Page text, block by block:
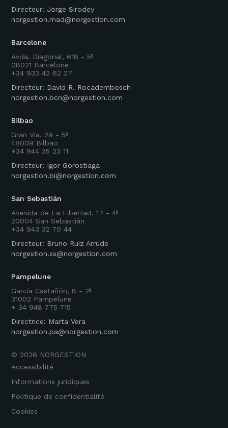
Directeur: Jorge Sirodey
norgestion.mad@norgestion.com
Barcelone
Avda. Diagonal, 618 - 5º
08021 Barcelone
+34 933 42 62 27
Directeur: David R. Rocadembosch
norgestion.bcn@norgestion.com
Bilbao
Gran Vía, 29 - 5º
48009 Bilbao
+34 944 35 23 11
Directeur: Igor Gorostiaga
norgestion.bi@norgestion.com
San Sebastián
Avenida de La Libertad, 17 - 4º
20004 San Sebastián
+34 943 32 70 44
Directeur: Bruno Ruiz Arrúde
norgestion.ss@norgestion.com
Pampelune
García Castañón, 8 - 2º
31002 Pampelune
+ 34 948 775 715
Directrice: Marta Vera
norgestion.pa@norgestion.com
Accessibilité
Informations juridiques
Politique de confidentialité
Cookies
© 2026 NORGESTION